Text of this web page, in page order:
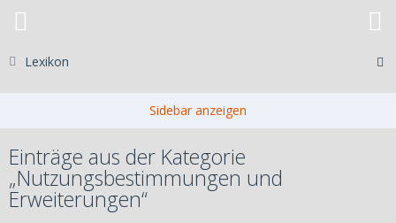
Lexikon
Einträge aus der Kategorie
„Nutzungsbestimmungen und
Erweiterungen“